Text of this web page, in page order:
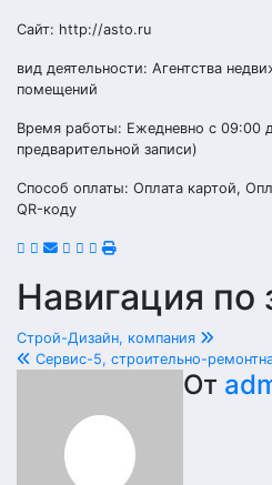
Сайт: http://asto.ru
вид деятельности: Агентства
помещений
Время работы: Ежедневно с 09:00
предварительной записи)
Способ оплаты: Оплата картой,
QR-коду
Навигация по
Строй-Дизайн, компания
Сервис-5, строительно-
От